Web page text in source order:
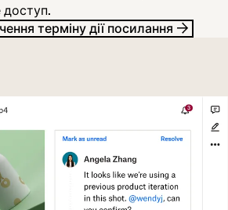
терміну дії посилання